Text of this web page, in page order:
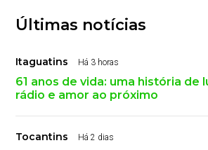
Últimas notícias
Itaguatins Há 3 horas
61 anos de vida: uma história de
rádio e amor ao próximo
Tocantins Há 2 dias